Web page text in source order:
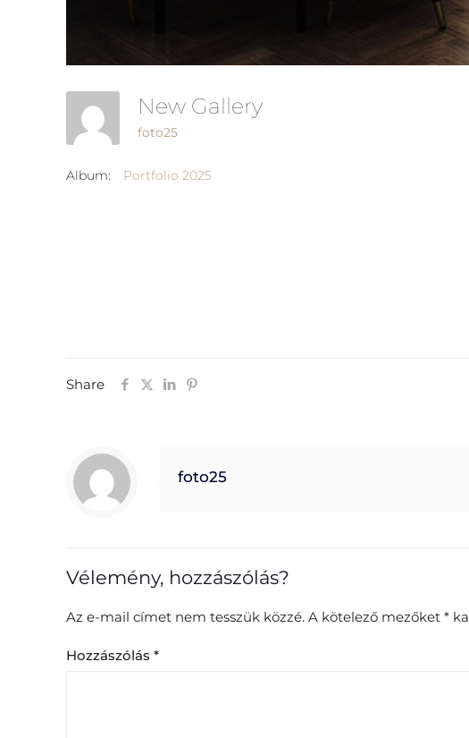
New Gallery
foto25
Album: Portfolio 2025
Share
foto25
Vélemény, hozzászólás?
Az e-mail címet nem tesszük közzé. A kötelező mezőket *
Hozzászólás *